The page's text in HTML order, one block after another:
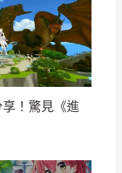
享！驚見《進